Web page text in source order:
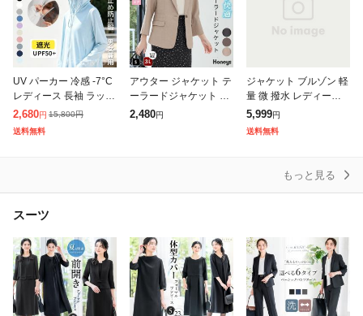
UV パーカー 冷感 -7°C
レディース 長袖 ラッシ
ュガード UVカット ア
ウター メッシュ 素材
通気口 指穴 つば 取
2,680円 15,800円
送料無料
アウター ジャケット テ
ーラードジャケット 接
触冷感 セットアップ ハ
2,480円
ジャケット ブルゾン 軽
量 微 撥水 レディース
アウター ロング コート
ドルマン チュニック お
尻が隠れる 羽織 ボリュ
5,999円
送料無料
もっと見る
スーツ